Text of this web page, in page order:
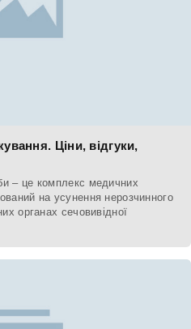
Ціни, відгуки,
– це комплекс медичних
на усунення нерозчинного
органах сечовивідної